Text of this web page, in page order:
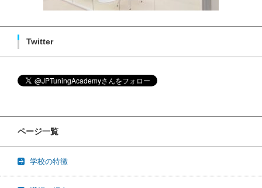
Twitter
ページ一覧
学校の特徴